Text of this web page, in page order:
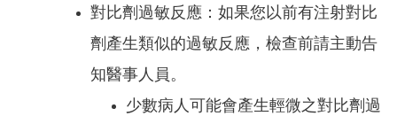
對比劑過敏反應：如果您以前有注射對比
劑產生類似的過敏反應，檢查前請主動告
知醫事人員。
少數病人可能會產生輕微之對比劑過